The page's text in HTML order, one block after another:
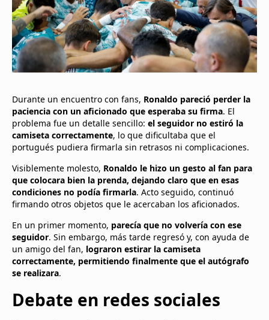
Durante un encuentro con fans, Ronaldo pareció perder la
paciencia con un aficionado que esperaba su firma. El
problema fue un detalle sencillo: el seguidor no estiró la
camiseta correctamente, lo que dificultaba que el
portugués pudiera firmarla sin retrasos ni complicaciones.
Visiblemente molesto, Ronaldo le hizo un gesto al fan para
que colocara bien la prenda, dejando claro que en esas
condiciones no podía firmarla. Acto seguido, continuó
firmando otros objetos que le acercaban los aficionados.
En un primer momento, parecía que no volvería con ese
seguidor. Sin embargo, más tarde regresó y, con ayuda de
un amigo del fan, lograron estirar la camiseta
correctamente, permitiendo finalmente que el autógrafo
se realizara.
Debate en redes sociales